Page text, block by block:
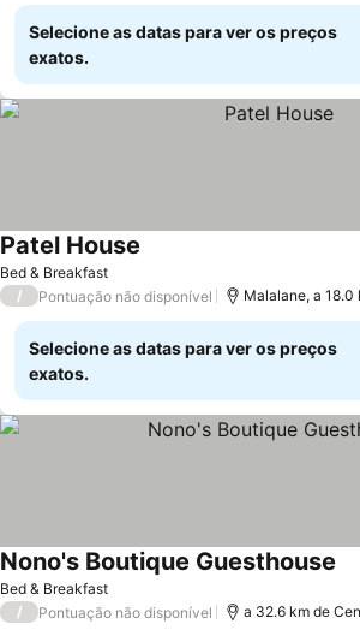
Selecione as datas para ver os preços
exatos.
Bed & Breakfast
Patel House
/ Pontuação não disponível Malalane, a
Selecione as datas para ver os preços
exatos.
Bed & Breakfast
Nono's Boutique Guesthouse
/ Pontuação não disponível a 32.6 km de